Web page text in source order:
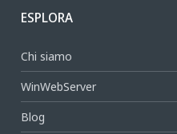
ESPLORA
Chi siamo
WinWebServer
Blog